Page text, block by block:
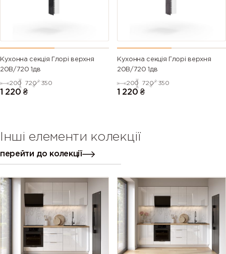
Кухонна секція Глорі верхня
20В/720 1дв
200 720 350
1 220 ₴
Кухонна секція Глорі верхня
20В/720 1дв
200 720 350
1 220 ₴
Інші елементи колекції
перейти до колекції